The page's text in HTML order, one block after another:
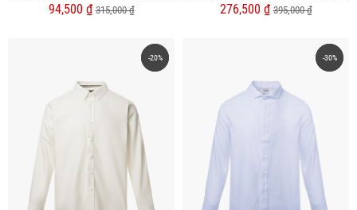
94,500 ₫315,000 ₫ 276,500 ₫395,000 ₫
-20%
-20% -30%
-30%